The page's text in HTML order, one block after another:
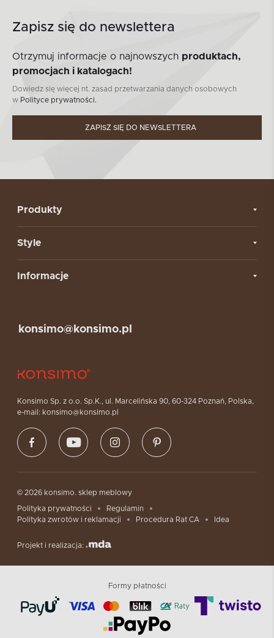
Zapisz się do newslettera
Otrzymuj informacje o najnowszych produktach,
promocjach i katalogach!
Dowiedz się więcej nt. zasad przetwarzania danych osobowych
w Polityce prywatności.
ZAPISZ SIĘ DO NEWSLETTERA
Produkty
Style
Informacje
Konsimo Sp. z o.o. Sp.K., ul. Marcelińska 90, 60-324 Poznań, Polska,
e-mail: konsimo@konsimo.pl
konsimo@konsimo.pl
© 2026 konsimo. sklep meblowy
Polityka prywatności
Regulamin
Polityka zwrotów i reklamacji
Procedura Rat CA Idea
Projekt i realizacja:
Formy płatności